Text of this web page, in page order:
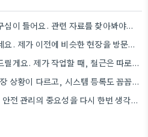
사이드 패널의 방수 성능이 의구심이 들어요. 관련 자료를 찾아봐야겠네요.
골재 분리 배출이 정말 중요하네요. 제가 이전에 비슷한 현장을 방문했을 때도 이렇게 철저하게 분류하지 않은…
폐기물 분리하는 팁 하나 알려드릴게요. 제가 작업할 때, 철근은 따로 모아두고 골재는 색깔별로 구분해서 보관했는데,…
폐기물 분리 잘 해야겠어요. 현장 상황이 다르고, 시스템 등록도 꼼꼼히 확인해야 하니까.
대전 화재 사고 말씀하신 부분, 안전 관리의 중요성을 다시 한번 생각하게 되네요. 특히 규모가 큰…